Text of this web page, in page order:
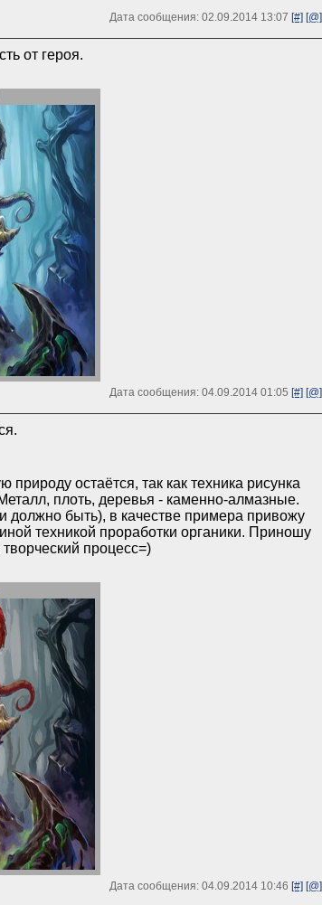
Дата сообщения: 02.09.2014 13:07 [#] [@]
от героя.
Дата сообщения: 04.09.2014 01:05 [#] [@]
остаётся, так как техника рисунка
плоть, деревья - каменно-алмазные.
быть), в качестве примера привожу
техникой проработки органики. Приношу
процесс=)
Дата сообщения: 04.09.2014 10:46 [#] [@]